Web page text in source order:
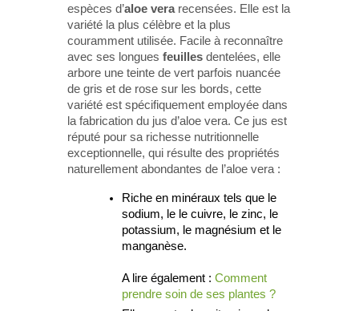
espèces d’aloe verarecensées. Elle est la
variété la plus célèbre et la plus
couramment utilisée. Facile à reconnaître
avec ses longues feuilles dentelées, elle
arbore une teinte de vert parfois nuancée
de gris et de rose sur les bords, cette
variété est spécifiquement employée dans
la fabrication du jus d’aloe vera. Ce jus est
réputé pour sa richesse nutritionnelle
exceptionnelle, qui résulte des propriétés
naturellement abondantes de l’aloe vera :
Riche en minéraux tels que le
sodium, le le cuivre, le zinc, le
potassium, le magnésium et le
manganèse.
A lire également : Comment
prendre soin de ses plantes ?